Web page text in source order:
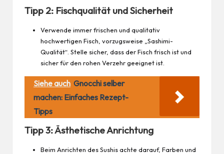
Tipp 2: Fischqualität und Sicherheit
Verwende immer frischen und qualitativ
hochwertigen Fisch, vorzugsweise „Sashimi-
Qualität“. Stelle sicher, dass der Fisch frisch ist und
sicher für den rohen Verzehr geeignet ist.
Siehe auch Gnocchi selber
machen: Einfaches Rezept-
Tipps
Tipp 3: Ästhetische Anrichtung
Beim Anrichten des Sushis achte darauf, Farben und